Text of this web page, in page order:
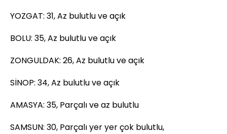
YOZGAT: 31, Az bulutlu ve açık
BOLU: 35, Az bulutlu ve açık
ZONGULDAK: 26, Az bulutlu ve açık
SİNOP: 34, Az bulutlu ve açık
AMASYA: 35, Parçalı ve az bulutlu
SAMSUN: 30, Parçalı yer yer çok bulutlu,